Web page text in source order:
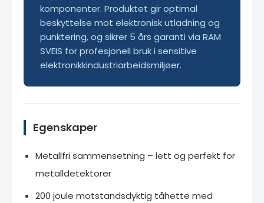
komponenter. Produktet gir optimal
beskyttelse mot elektronisk utladning og
punktering, og sikrer 5 års garanti via RAM
SVEIS for profesjonell bruk i sensitive
elektronikkindustriarbeidsmiljøer.
Egenskaper
Metallfri sammensetning – lett og perfekt for
metalldetektorer
200 joule motstandsdyktig tåhette med